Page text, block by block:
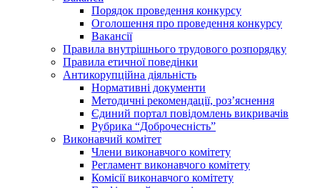
Порядок проведення конкурсу
Оголошення про проведення конкурсу
Вакансії
Правила внутрішнього трудового розпорядку
Правила етичної поведінки
Антикорупційна діяльність
Нормативні документи
Методичні рекомендації, роз’яснення
Єдиний портал повідомлень викривачів
Рубрика “Доброчесність”
Виконавчий комітет
Члени виконавчого комітету
Регламент виконавчого комітету
Комісії виконавчого комітету